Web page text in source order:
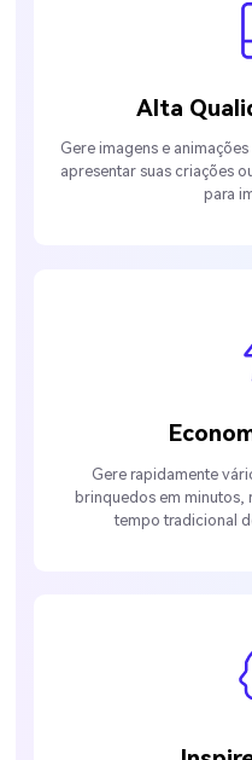
Alta
Gere imagens e
apresentar suas criações
para
Gere rapidamente
brinquedos em minutos,
tempo tradicional